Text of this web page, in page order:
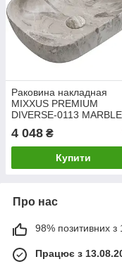
Раковина накладная
MIXXUS PREMIUM
DIVERSE-0113 MARBLE
(MP6544)
4 048 ₴
Купити
Про нас
98% позитивних з
Працює з